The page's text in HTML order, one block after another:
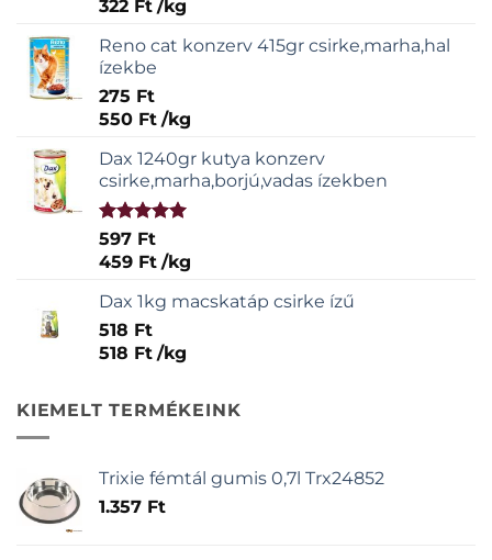
322 Ft /kg
Reno cat konzerv 415gr csirke,marha,hal
ízekbe
275 Ft
550 Ft /kg
Dax 1240gr kutya konzerv
csirke,marha,borjú,vadas ízekben
Értékelés:
5.00/ 5
597 Ft
459 Ft /kg
Dax 1kg macskatáp csirke ízű
518 Ft
518 Ft /kg
KIEMELT TERMÉKEINK
Trixie fémtál gumis 0,7l Trx24852
1.357 Ft